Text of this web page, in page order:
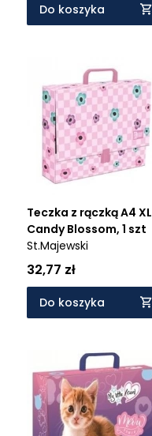
Do koszyka
Teczka z rączką A4 XL
Candy Blossom, 1 szt
St.Majewski
32,77 zł
Do koszyka